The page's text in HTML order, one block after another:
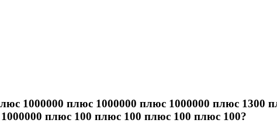
1000000 плюс 1000000 плюс 1000000 плюс 1300
плюс 100 плюс 100 плюс 100 плюс 100?